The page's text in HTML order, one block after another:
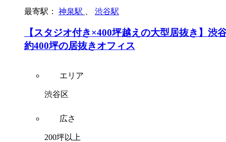
最寄駅： 神泉駅 渋谷駅
【スタジオ付き×400坪越えの大型居抜き】渋
約400坪の居抜きオフィス
エリア
渋谷区
広さ
200坪以上